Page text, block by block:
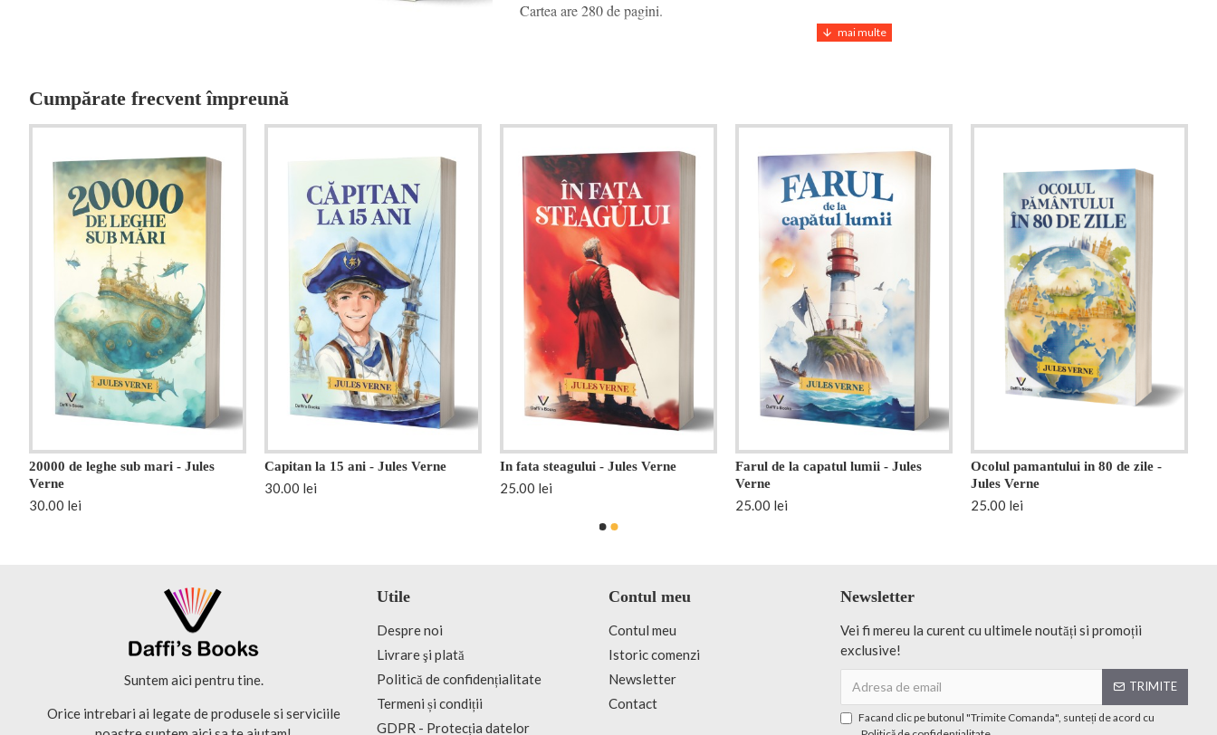
Cartea are 280 de pagini.
Cumpărate frecvent împreună
20000 de leghe sub mari - Jules
Verne
30.00 lei
Capitan la 15 ani - Jules Verne
30.00 lei
In fata steagului - Jules Verne
25.00 lei
Farul de la capatul lumii - Jules
Verne
25.00 lei
Ocolul pamantului in 80 de zile -
Jules Verne
25.00 lei
Suntem aici pentru tine.
Orice intrebari ai legate de produsele si serviciile
Utile
Despre noi
Livrare şi plată
Politică de confidențialitate
Termeni și condiții
GDPR - Protecția datelor
Contul meu
Contul meu
Istoric comenzi
Newsletter
Contact
Newsletter
Vei fi mereu la curent cu ultimele noutăți si promoții
exclusive!
TRIMITE
Facand clic pe butonul "Trimite Comanda", sunteți de acord cu